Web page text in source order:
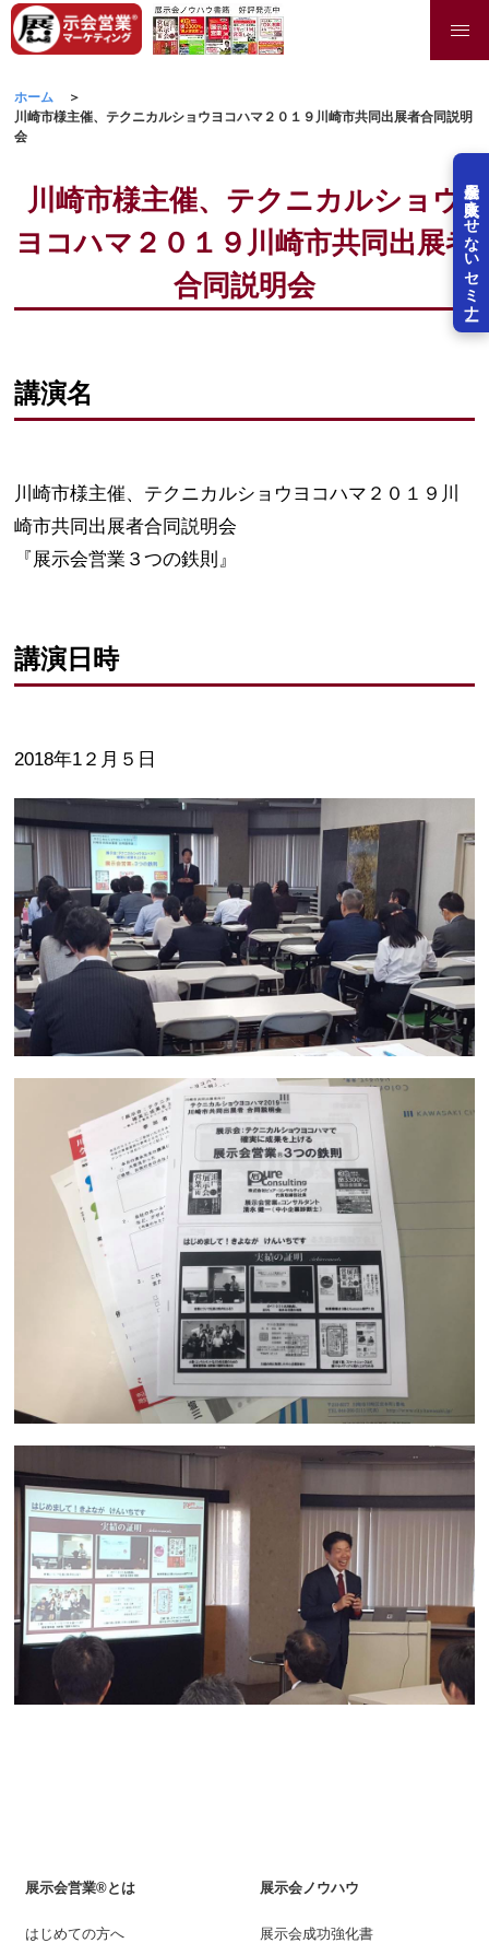
展示会を失敗させないセミナー
ホーム
川崎市様主催、テクニカルショウヨコハマ２０１９川崎市共同出展者合同説明
会
川崎市様主催、テクニカルショウ
ヨコハマ２０１９川崎市共同出展者
合同説明会
講演名
川崎市様主催、テクニカルショウヨコハマ２０１９川
崎市共同出展者合同説明会
『展示会営業３つの鉄則』
講演日時
2018年1２月５日
展示会営業®とは
はじめての方へ
展示会ノウハウ
展示会成功強化書